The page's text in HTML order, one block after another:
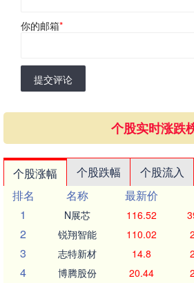
你的邮箱*
提交评论
个股实时涨跌
个股涨幅 个股跌幅 个股流入
排名
名称 最新价
1
N展芯 116.52
2 锐翔智能 110.02
3 志特新材 14.8
4 博腾股份 20.44